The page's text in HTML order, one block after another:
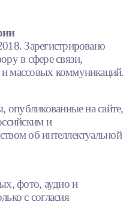
Зарегистрировано
в сфере связи,
массовых коммуникаций.
опубликованные на сайте,
и
об интеллектуальной
фото, аудио и
с согласия